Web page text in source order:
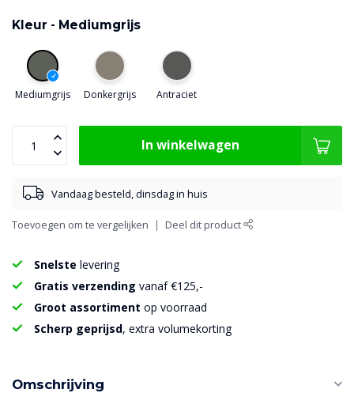
Kleur - Mediumgrijs
Mediumgrijs Donkergrijs Antraciet
In winkelwagen
Vandaag besteld, dinsdag in huis
Toevoegen om te vergelijken Deel dit product
Snelste levering
Gratis verzending vanaf €125,-
Groot assortiment op voorraad
Scherp geprijsd, extra volumekorting
Omschrijving